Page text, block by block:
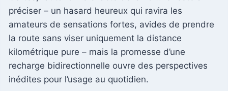
préciser – un hasard heureux qui ravira les
amateurs de sensations fortes, avides de prendre
la route sans viser uniquement la distance
kilométrique pure – mais la promesse d’une
recharge bidirectionnelle ouvre des perspectives
inédites pour l’usage au quotidien.